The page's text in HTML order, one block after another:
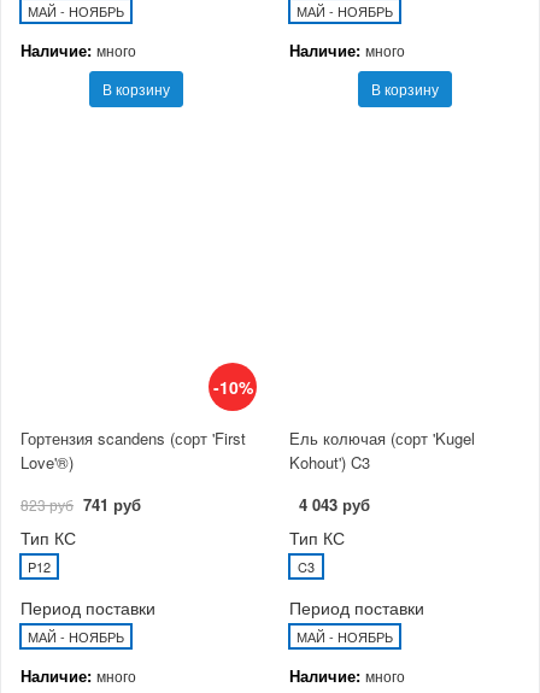
МАЙ - НОЯБРЬ
Наличие: много
В корзину
МАЙ - НОЯБРЬ
Наличие: много
В корзину
-10%
Гортензия scandens (сорт 'First
Love'®)
823 руб 741 руб
Тип КС
P12
Период поставки
МАЙ - НОЯБРЬ
Наличие: много
Ель колючая (сорт 'Kugel
Kohout') C3
4 043 руб
Тип КС
C3
Период поставки
МАЙ - НОЯБРЬ
Наличие: много